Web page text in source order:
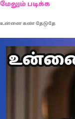
மேலும் படிக்க
உன்னை கண் தேடுதே